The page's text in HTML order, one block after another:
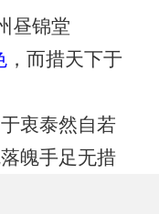
昼锦堂
，而措天下于
衷泰然自若
魄手足无措